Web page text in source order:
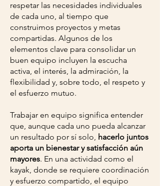
respetar las necesidades individuales
de cada uno, al tiempo que
construimos proyectos y metas
compartidas. Algunos de los
elementos clave para consolidar un
buen equipo incluyen la escucha
activa, el interés, la admiración, la
flexibilidad y, sobre todo, el respeto y
el esfuerzo mutuo.
Trabajar en equipo significa entender
que, aunque cada uno pueda alcanzar
un resultado por sí solo, hacerlo juntos
aporta un bienestar y satisfacción aún
mayores. En una actividad como el
kayak, donde se requiere coordinación
y esfuerzo compartido, el equipo